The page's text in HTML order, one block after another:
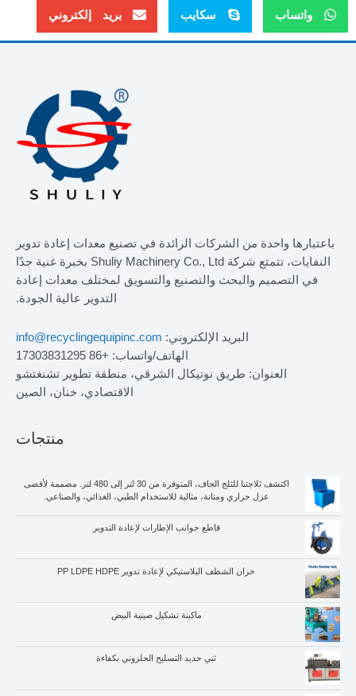
واتساب سكايب بريد إلكتروني
باعتبارها واحدة من الشركات الرائدة في تصنيع معدات إعادة تدوير
النفايات، تتمتع شركة Shuliy Machinery Co., Ltd بخبرة غنية جدًا
في التصميم والبحث والتصنيع والتسويق لمختلف معدات إعادة
التدوير عالية الجودة.
البريد الإلكتروني: info@recyclingequipinc.com
الهاتف/واتساب: +86 17303831295
العنوان: طريق نوتيكال الشرقي، منطقة تطوير تشنغتشو
الاقتصادي، خنان، الصين
منتجات
اكتشف ثلاجتنا للثلج الجاف، المتوفرة من 30 لتر إلى 480 لتر. مصممة لأقصى
عزل حراري ومتانة، مثالية للاستخدام الطبي، الغذائي، والصناعي.
قاطع جوانب الإطارات لإعادة التدوير
خزان الشطف البلاستيكي لإعادة تدوير PP LDPE HDPE
ماكينة تشكيل صينية البيض
ثني حديد التسليح الحلزوني بكفاءة
Whatsapp
Email